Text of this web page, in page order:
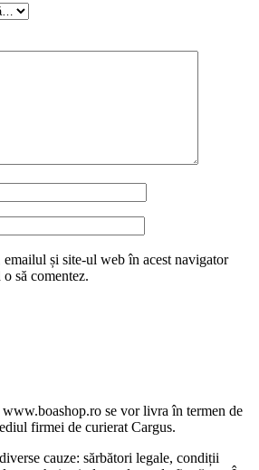
emailul și site-ul web în acest navigator
să comentez.
www.boashop.ro se vor livra în termen de
firmei de curierat Cargus.
cauze: sărbători legale, condiții